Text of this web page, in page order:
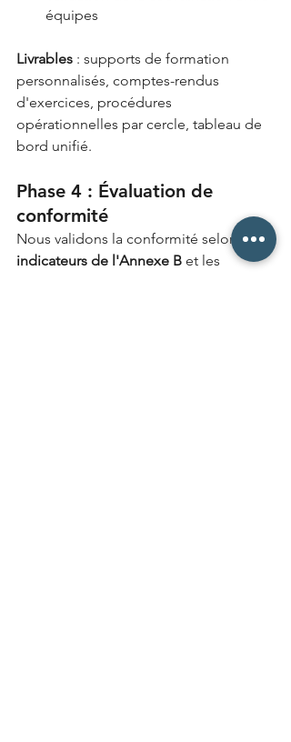
équipes
Livrables : supports de formation
personnalisés, comptes-rendus
d'exercices, procédures
opérationnelles par cercle, tableau de
bord unifié.
Phase 4 : Évaluation de
conformité
Nous validons la conformité selon les 9
indicateurs de l'Annexe B et les